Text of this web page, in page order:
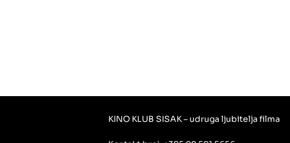
KINO KLUB SISAK – udruga ljubitelja filma